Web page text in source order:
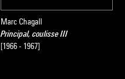
Marc Chagall
Principal, coulisse III
[1966 - 1967]